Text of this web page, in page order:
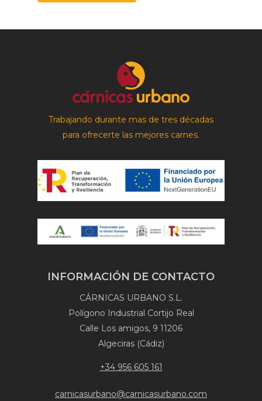
Trabajando durante mas de tres décadas
para ofrecerte las mejores carnes.
INFORMACIÓN DE CONTACTO
CÁRNICAS URBANO S.L.
Polígono Industrial Cortijo Real
Calle Los amigos, 9 11206
Algeciras (Cádiz)
+34 956 605 161
carnicasurbano@carnicasurbano.com